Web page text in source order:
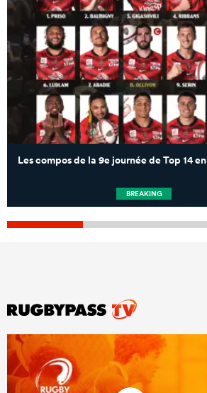
Les compos de la 9e journée de Top 14
BREAKING